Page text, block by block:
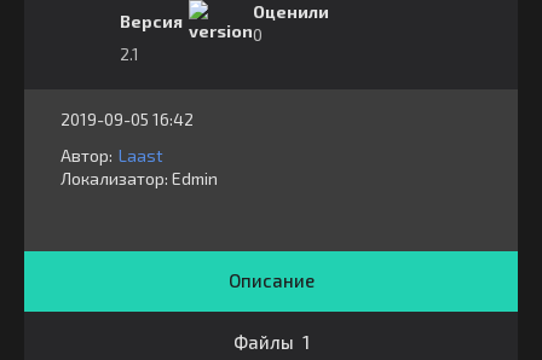
Версия
2.1
Оценили
0
2019-09-05 16:42
Автор: Laast
Локализатор: ⁣⁣⁣Edmin
Описание
Файлы 1